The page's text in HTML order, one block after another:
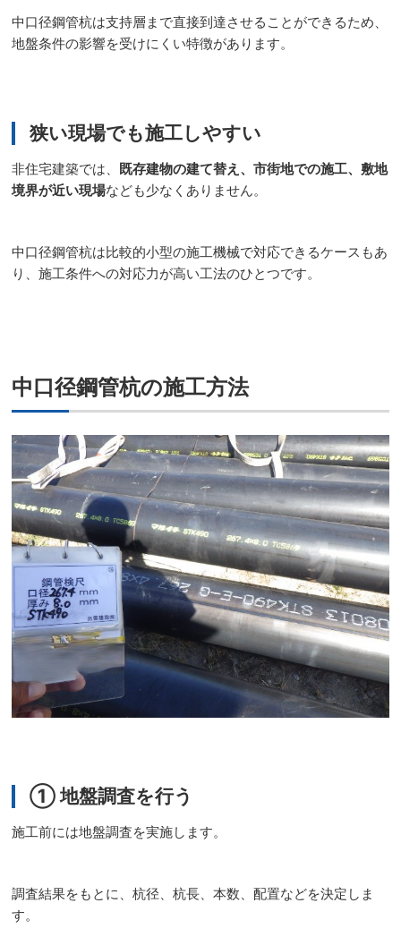
中口径鋼管杭は支持層まで直接到達させることができるため、
地盤条件の影響を受けにくい特徴があります。
狭い現場でも施工しやすい
非住宅建築では、 既存建物の建て替え、市街地での施工、敷地
境界が近い現場なども少なくありません。
中口径鋼管杭は比較的小型の施工機械で対応できるケースもあ
り、施工条件への対応力が高い工法のひとつです。
中口径鋼管杭の施工方法
① 地盤調査を行う
施工前には地盤調査を実施します。
調査結果をもとに、杭径、杭長、本数、配置などを決定しま
す。